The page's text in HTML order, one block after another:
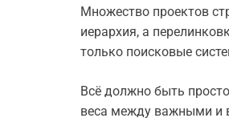
Множество проектов
иерархия, а
только поисковые
Всё должно быть
веса между важными и